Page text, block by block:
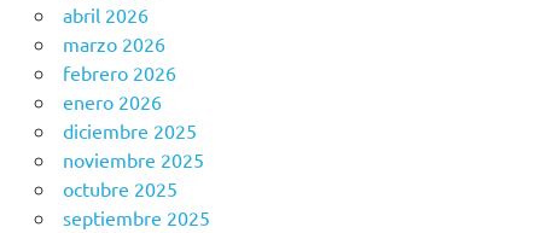
abril 2026
marzo 2026
febrero 2026
enero 2026
diciembre 2025
noviembre 2025
octubre 2025
septiembre 2025